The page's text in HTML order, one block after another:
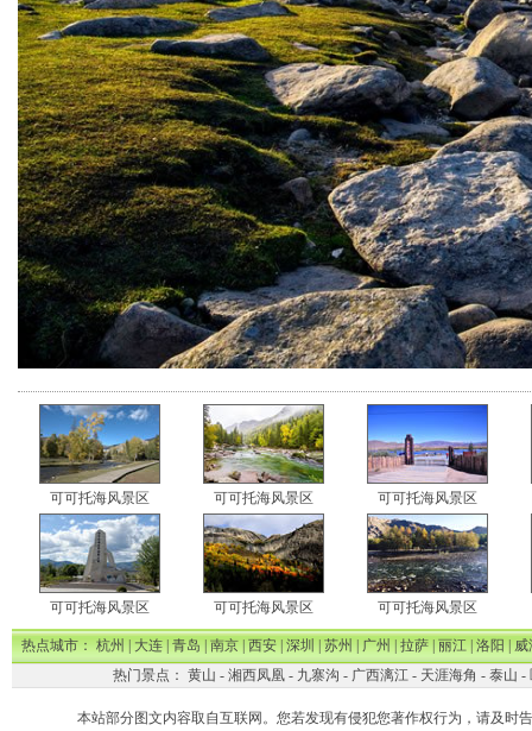
可可托海风景区 可可托海风景区 可可托海风景区
可可托海风景区 可可托海风景区 可可托海风景区
热点城市：杭州|大连|青岛|南京|西安|深圳|苏州|广州|拉萨|丽江|洛阳|威
热门景点： 黄山 - 湘西凤凰- 九寨沟 - 广西漓江- 天涯海角 - 泰山 -
本站部分图文内容取自互联网。您若发现有侵犯您著作权行为，请及时